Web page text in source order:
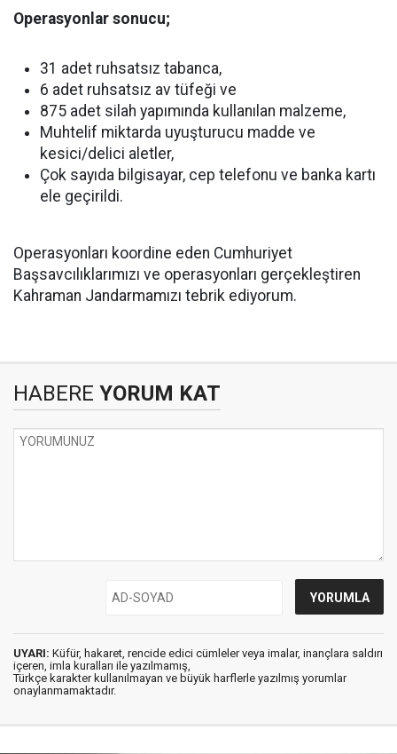
Operasyonlar sonucu;
31 adet ruhsatsız tabanca,
6 adet ruhsatsız av tüfeği ve
875 adet silah yapımında kullanılan malzeme,
Muhtelif miktarda uyuşturucu madde ve
kesici/delici aletler,
Çok sayıda bilgisayar, cep telefonu ve banka kartı
ele geçirildi.
Operasyonları koordine eden Cumhuriyet
Başsavcılıklarımızı ve operasyonları gerçekleştiren
Kahraman Jandarmamızı tebrik ediyorum.
HABERE YORUM KAT
UYARI: Küfür, hakaret, rencide edici cümleler veya imalar, inançlara saldırı
içeren, imla kuralları ile yazılmamış,
Türkçe karakter kullanılmayan ve büyük harflerle yazılmış yorumlar
onaylanmamaktadır.